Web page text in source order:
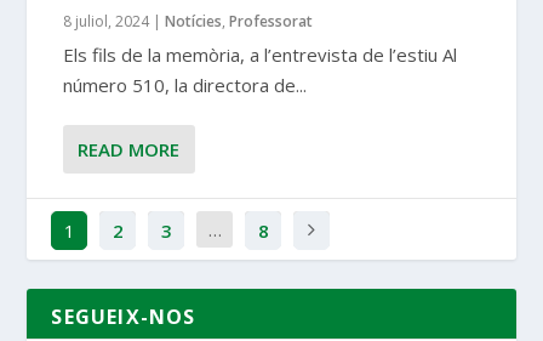
8 juliol, 2024|Notícies,Professorat
Els fils de la memòria, a l’entrevista de l’estiu Al
número 510, la directora de...
READ MORE
1 2 3 … 8
SEGUEIX-NOS